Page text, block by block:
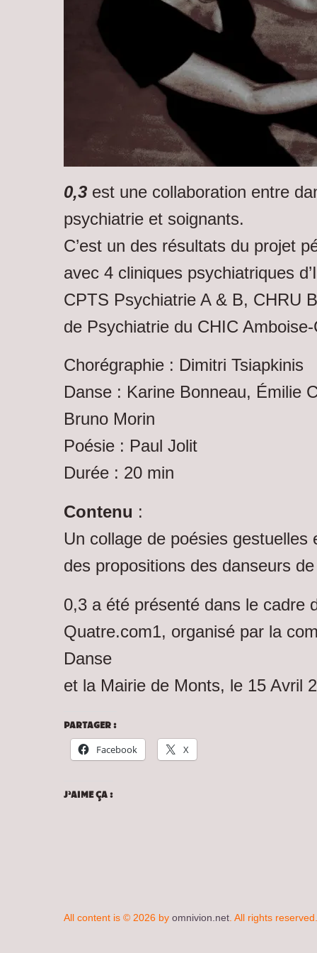
0,3 est une collaboration entre
psychiatrie et soignants.
C’est un des résultats du projet
avec 4 cliniques psychiatriques
CPTS Psychiatrie A & B, CHRU
de Psychiatrie du CHIC
Chorégraphie : Dimitri Tsiapkinis
Danse : Karine Bonneau, Émilie
Bruno Morin
Poésie : Paul Jolit
Durée : 20 min
Contenu :
Un collage de poésies gestuelles
des propositions des danseurs de
0,3 a été présenté dans le cadre
Quatre.com1, organisé par la
Danse
et la Mairie de Monts, le 15 Avril
PARTAGER :
Facebook
X
J’AIME ÇA :
All content is © 2026 by omnivion.net . All rights reserved.